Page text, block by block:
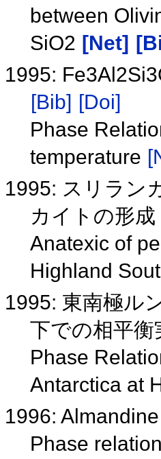
between
SiO2 [Net]
1995:
[Bib] [Doi]
Phase
temperature
1995: スリラン
カイトの形成
Anatexic of
Highland
1995: 東南極ル
下での相平衡
Phase
Antarctica at
1996:
Phase